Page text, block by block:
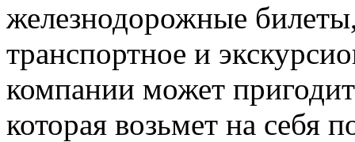
железнодорожные
транспортное и
компании может
которая возьмет на себя